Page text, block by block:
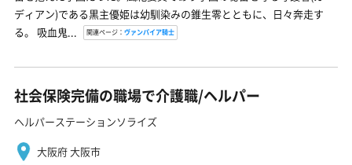
ディアン)である黒主優姫は幼馴染みの錐生零とともに、日々奔走す
る。 吸血鬼...
関連ページ： ヴァンパイア騎士
社会保険完備の職場で介護職/ヘルパー
ヘルパーステーションソライズ
大阪府 大阪市